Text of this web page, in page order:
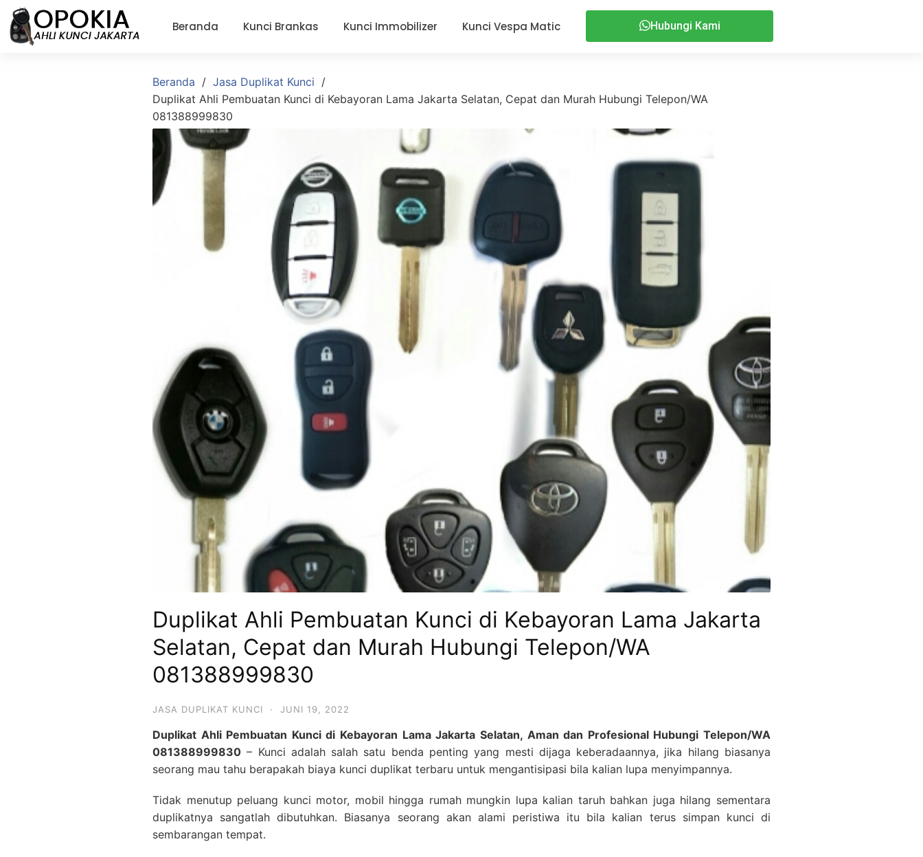
Beranda Kunci Brankas Kunci Immobilizer Kunci Vespa Matic Hubungi Kami
Beranda
Jasa Duplikat Kunci
Duplikat Ahli Pembuatan Kunci di Kebayoran Lama Jakarta Selatan, Cepat dan Murah Hubungi Telepon/WA
081388999830
Duplikat Ahli Pembuatan Kunci di Kebayoran Lama Jakarta
Selatan, Cepat dan Murah Hubungi Telepon/WA
081388999830
JASA DUPLIKAT KUNCI · JUNI 19, 2022
Duplikat Ahli Pembuatan Kunci di Kebayoran Lama Jakarta Selatan, Aman dan Profesional Hubungi Telepon/WA
081388999830 – Kunci adalah salah satu benda penting yang mesti dijaga keberadaannya, jika hilang biasanya
seorang mau tahu berapakah biaya kunci duplikat terbaru untuk mengantisipasi bila kalian lupa menyimpannya.
Tidak menutup peluang kunci motor, mobil hingga rumah mungkin lupa kalian taruh bahkan juga hilang sementara
duplikatnya sangatlah dibutuhkan. Biasanya seorang akan alami peristiwa itu bila kalian terus simpan kunci di
sembarangan tempat.